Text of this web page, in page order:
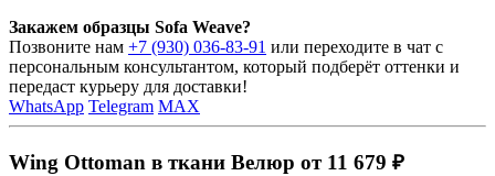
Закажем образцы Sofa Weave?
Позвоните нам +7 (930) 036-83-91 или переходите в чат с
персональным консультантом, который подберёт оттенки и
передаст курьеру для доставки!
WhatsApp Telegram MAX
Wing Ottoman в ткани Велюр от 11 679 ₽